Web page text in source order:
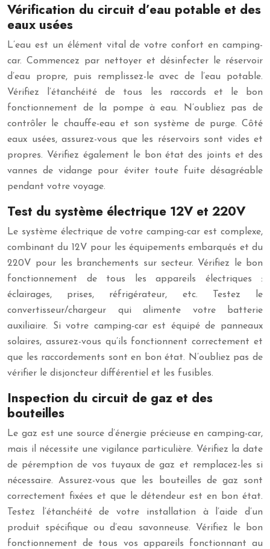
Vérification du circuit d’eau potable et des
eaux usées
L’eau est un élément vital de votre confort en camping-
car. Commencez par nettoyer et désinfecter le réservoir
d’eau propre, puis remplissez-le avec de l’eau potable.
Vérifiez l’étanchéité de tous les raccords et le bon
fonctionnement de la pompe à eau. N’oubliez pas de
contrôler le chauffe-eau et son système de purge. Côté
eaux usées, assurez-vous que les réservoirs sont vides et
propres. Vérifiez également le bon état des joints et des
vannes de vidange pour éviter toute fuite désagréable
pendant votre voyage.
Test du système électrique 12V et 220V
Le système électrique de votre camping-car est complexe,
combinant du 12V pour les équipements embarqués et du
220V pour les branchements sur secteur. Vérifiez le bon
fonctionnement de tous les appareils électriques :
éclairages, prises, réfrigérateur, etc. Testez le
convertisseur/chargeur qui alimente votre batterie
auxiliaire. Si votre camping-car est équipé de panneaux
solaires, assurez-vous qu’ils fonctionnent correctement et
que les raccordements sont en bon état. N’oubliez pas de
vérifier le disjoncteur différentiel et les fusibles.
Inspection du circuit de gaz et des
bouteilles
Le gaz est une source d’énergie précieuse en camping-car,
mais il nécessite une vigilance particulière. Vérifiez la date
de péremption de vos tuyaux de gaz et remplacez-les si
nécessaire. Assurez-vous que les bouteilles de gaz sont
correctement fixées et que le détendeur est en bon état.
Testez l’étanchéité de votre installation à l’aide d’un
produit spécifique ou d’eau savonneuse. Vérifiez le bon
fonctionnement de tous vos appareils fonctionnant au